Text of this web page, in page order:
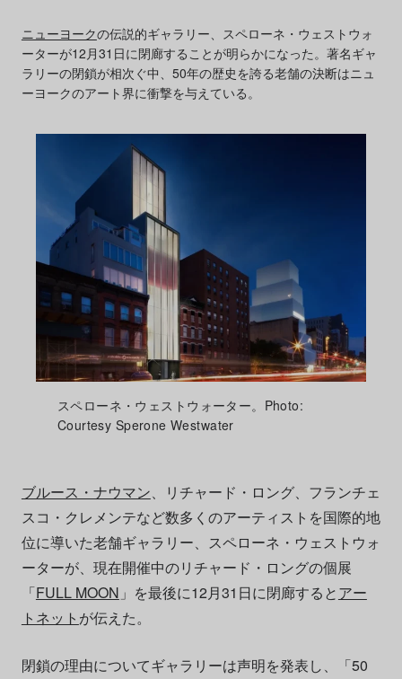
ニューヨークの伝説的ギャラリー、スペローネ・ウェストウォ
ーターが12月31日に閉廊することが明らかになった。著名ギャ
ラリーの閉鎖が相次ぐ中、50年の歴史を誇る老舗の決断はニュ
ーヨークのアート界に衝撃を与えている。
スペローネ・ウェストウォーター。Photo:
Courtesy Sperone Westwater
ブルース・ナウマン、リチャード・ロング、フランチェ
スコ・クレメンテなど数多くのアーティストを国際的地
位に導いた老舗ギャラリー、スペローネ・ウェストウォ
ーターが、現在開催中のリチャード・ロングの個展
「FULL MOON 」を最後に12月31日に閉廊するとアー
トネット が伝えた。
閉鎖の理由についてギャラリーは声明を発表し、「50